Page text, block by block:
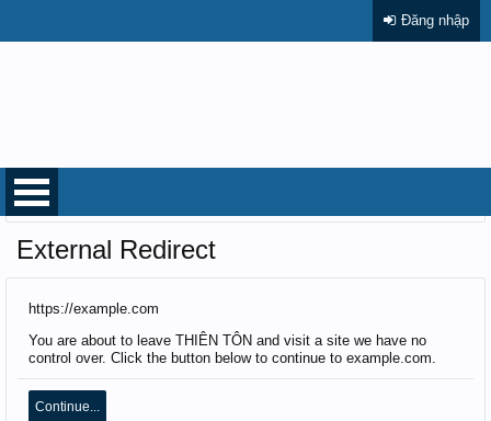
Đăng nhập
Trang chủ
External Redirect
https://example.com
You are about to leave THIÊN TÔN and visit a site we have no
control over. Click the button below to continue to example.com.
Continue...